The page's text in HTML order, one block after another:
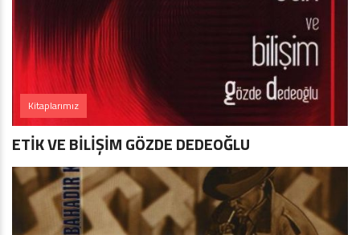
Kitaplarımız
ETİK VE BİLİŞİM GÖZDE DEDEOĞLU